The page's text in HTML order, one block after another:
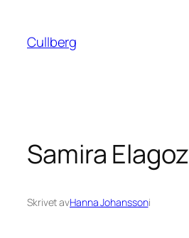
innehåll
Cullberg
Samira Elagoz
Skrivet avHanna Johanssoni